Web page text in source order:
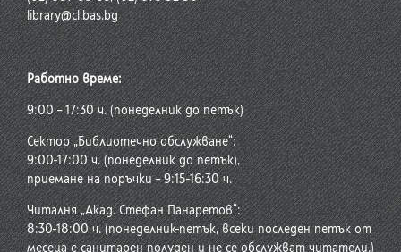
library@cl.bas.bg
Работно време:
9:00 – 17:30 ч. (понеделник до петък)
Сектор „Библиотечно обслужване“:
9:00-17:00 ч. (понеделник до петък),
приемане на поръчки – 9:15-16:30 ч.
Читалня „Акад. Стефан Панаретов“:
8:30-18:00 ч. (понеделник-петък, всеки последен петък от
месеца е санитарен полуден и не се обслужват читатели.)